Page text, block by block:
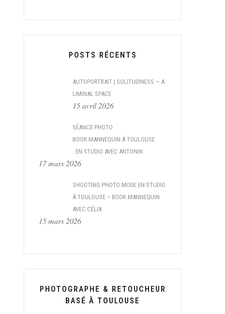
POSTS RÉCENTS
AUTOPORTRAIT | SOLITUDINESS — A
LIMINAL SPACE
15 avril 2026
SÉANCE PHOTO
BOOK MANNEQUIN À TOULOUSE
: EN STUDIO AVEC ANTONIN
17 mars 2026
SHOOTING PHOTO MODE EN STUDIO
À TOULOUSE – BOOK MANNEQUIN
AVEC CÉLIA
15 mars 2026
PHOTOGRAPHE & RETOUCHEUR
BASÉ À TOULOUSE